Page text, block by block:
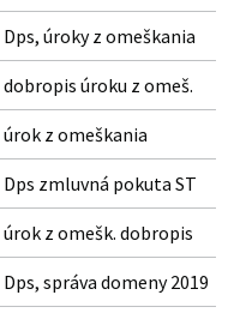
Dps, úroky z omeškania
dobropis úroku z omeš.
úrok z omeškania
Dps zmluvná pokuta ST
úrok z omešk. dobropis
Dps, správa domeny 2019